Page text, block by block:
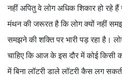
नहीं अपितु वे लोग अधिक शिकार हो रहे
मंथन की जरूरत है कि लोग क्यों नहीं
समझने की शक्ति पर भारी पड़ रहा है।
चाहिए कि आज के इस दौर में कोई किसी
में बिना लॉटरी डाले लॉटरी कैस लग